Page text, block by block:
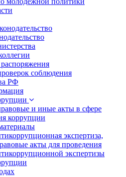
соблюдения
РФ
и иные акты в сфере
коррупции
экспертиза,
акты для проведения
экспертизы